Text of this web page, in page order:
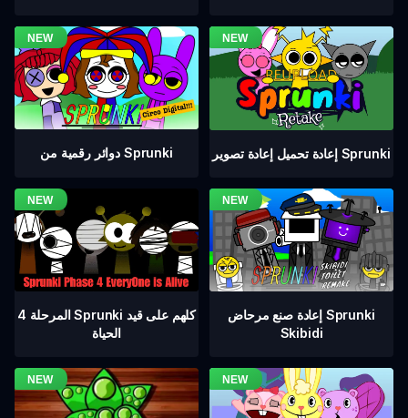
دوائر رقمية من Sprunki إعادة تحميل إعادة تصوير Sprunki
المرحلة 4 Sprunki كلهم على قيد
الحياة
إعادة صنع مرحاض Sprunki
Skibidi